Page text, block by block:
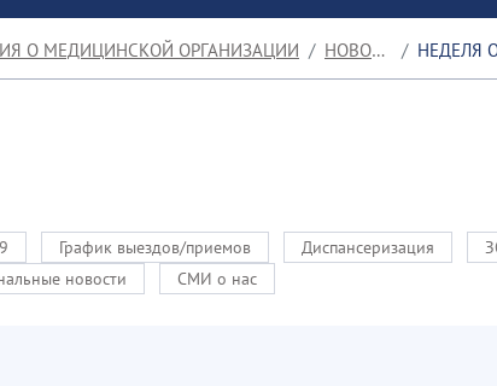
О МЕДИЦИНСКОЙ ОРГАНИЗАЦИИ НОВОСТИ НЕДЕЛЯ
График выездов/приемов Диспансеризация
новости СМИ о нас